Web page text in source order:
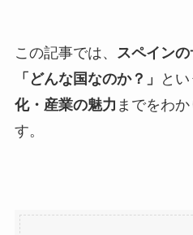
この記事では、 スペイン
「どんな国なのか？」
とい
化・産業の魅力 までをわ
す。